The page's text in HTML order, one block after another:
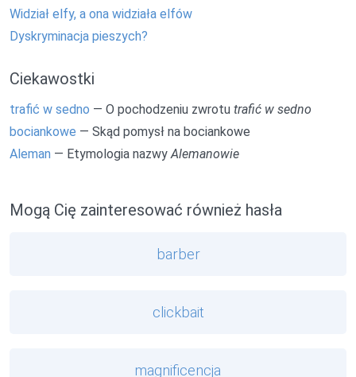
Widział elfy, a ona widziała elfów
Dyskryminacja pieszych?
Ciekawostki
trafić w sedno — O pochodzeniu zwrotu trafić w sedno
bociankowe — Skąd pomysł na bociankowe
Aleman — Etymologia nazwyAlemanowie
Mogą Cię zainteresować również hasła
barber
clickbait
magnificencja